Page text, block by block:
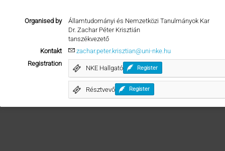
Organised by
Államtudományi és Nemzetközi Tanulmányok Kar
Dr. Zachar Péter Krisztián
tanszékvezető
Kontakt
zachar.peter.krisztian@uni-nke.hu
Registration
NKE Hallgató Register
Résztvevő Register